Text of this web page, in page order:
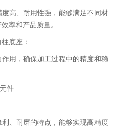
高、耐用性强，能够满足不同材
率和产品质量。
底座：
用，确保加工过程中的精度和稳
件
、耐磨的特点，能够实现高精度